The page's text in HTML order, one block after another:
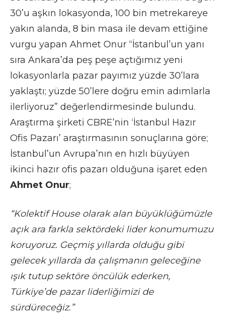
30’u aşkın lokasyonda, 100 bin metrekareye
yakın alanda, 8 bin masa ile devam ettiğine
vurgu yapan Ahmet Onur “İstanbul’un yanı
sıra Ankara’da peş peşe açtığımız yeni
lokasyonlarla pazar payımız yüzde 30’lara
yaklaştı; yüzde 50’lere doğru emin adımlarla
ilerliyoruz” değerlendirmesinde bulundu.
Araştırma şirketi CBRE’nin ‘İstanbul Hazır
Ofis Pazarı’ araştırmasının sonuçlarına göre;
İstanbul’un Avrupa’nın en hızlı büyüyen
ikinci hazır ofis pazarı olduğuna işaret eden
Ahmet Onur;
“Kolektif House olarak alan büyüklüğümüzle
açık ara farkla sektördeki lider konumumuzu
koruyoruz. Geçmiş yıllarda olduğu gibi
gelecek yıllarda da çalışmanın geleceğine
ışık tutup sektöre öncülük ederken,
Türkiye’de pazar liderliğimizi de
sürdüreceğiz.”